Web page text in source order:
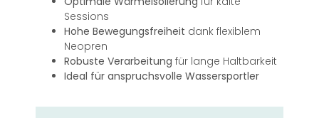
Sessions
Hohe Bewegungsfreiheit dank flexiblem
Neopren
Robuste Verarbeitung für lange Haltbarkeit
Ideal für anspruchsvolle Wassersportler